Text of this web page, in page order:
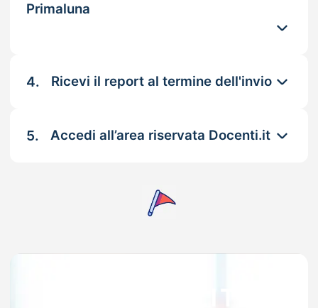
Primaluna
4. Ricevi il report al termine dell'invio
5. Accedi all’area riservata Docenti.it